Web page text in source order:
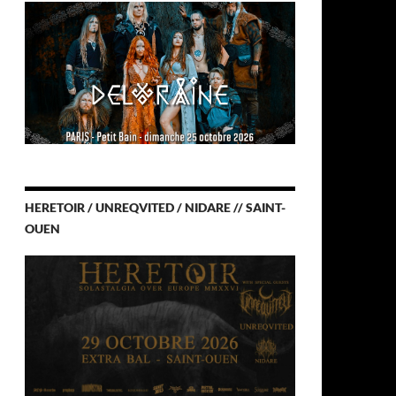
HERETOIR / UNREQVITED / NIDARE // SAINT-
OUEN